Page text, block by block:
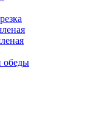
обеды